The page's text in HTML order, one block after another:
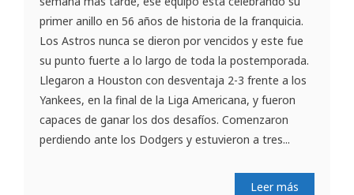
primer anillo en 56 años de historia de la franquicia.
Los Astros nunca se dieron por vencidos y este fue
su punto fuerte a lo largo de toda la postemporada.
Llegaron a Houston con desventaja 2-3 frente a los
Yankees, en la final de la Liga Americana, y fueron
capaces de ganar los dos desafíos. Comenzaron
perdiendo ante los Dodgers y estuvieron a tres...
Leer más